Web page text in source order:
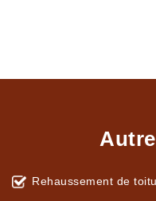
Rehaussement de